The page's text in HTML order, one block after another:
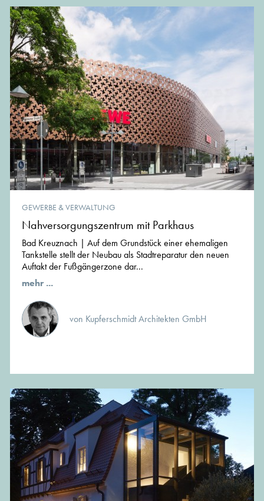
GEWERBE & VERWALTUNG
Nahversorgungszentrum mit Parkhaus
Bad Kreuznach | Auf dem Grundstück einer ehemaligen
Tankstelle stellt der Neubau als Stadtreparatur den neuen
Auftakt der Fußgängerzone dar...
mehr ...
von Kupferschmidt Architekten GmbH